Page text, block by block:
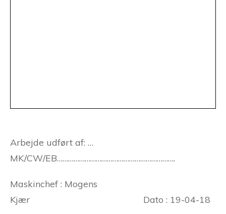
Arbejde udført af: …
MK/CW/EB……………………………………………………….
Maskinchef : Mogens
Kjær Dato : 19-04-18